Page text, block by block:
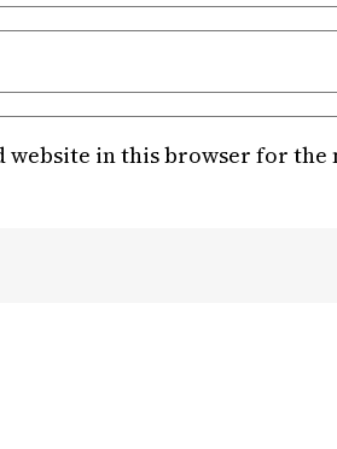
website in this browser for